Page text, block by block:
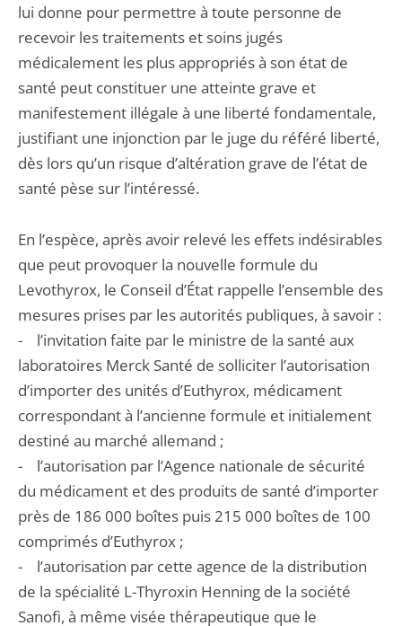
lui donne pour permettre à toute personne de
recevoir les traitements et soins jugés
médicalement les plus appropriés à son état de
santé peut constituer une atteinte grave et
manifestement illégale à une liberté fondamentale,
justifiant une injonction par le juge du référé liberté,
dès lors qu’un risque d’altération grave de l’état de
santé pèse sur l’intéressé.
En l’espèce, après avoir relevé les effets indésirables
que peut provoquer la nouvelle formule du
Levothyrox, le Conseil d’État rappelle l’ensemble des
mesures prises par les autorités publiques, à savoir :
- l’invitation faite par le ministre de la santé aux
laboratoires Merck Santé de solliciter l’autorisation
d’importer des unités d’Euthyrox, médicament
correspondant à l’ancienne formule et initialement
destiné au marché allemand ;
- l’autorisation par l’Agence nationale de sécurité
du médicament et des produits de santé d’importer
près de 186 000 boîtes puis 215 000 boîtes de 100
comprimés d’Euthyrox ;
- l’autorisation par cette agence de la distribution
de la spécialité L-Thyroxin Henning de la société
Sanofi, à même visée thérapeutique que le